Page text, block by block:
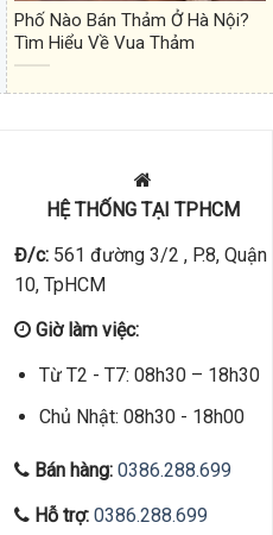
Phố Nào Bán Thảm Ở Hà Nội?
Tìm Hiểu Về Vua Thảm
HỆ THỐNG TẠI TPHCM
Đ/c:561 đường 3/2 , P.8, Quận
10, TpHCM
Giờ làm việc:
Từ T2 - T7: 08h30 – 18h30
Chủ Nhật: 08h30 - 18h00
Bán hàng: 0386.288.699
Hỗ trợ: 0386.288.699